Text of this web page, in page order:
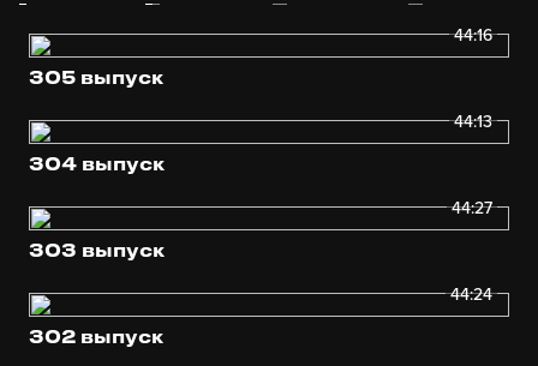
44:16
305 выпуск
44:13
304 выпуск
44:27
303 выпуск
44:24
302 выпуск